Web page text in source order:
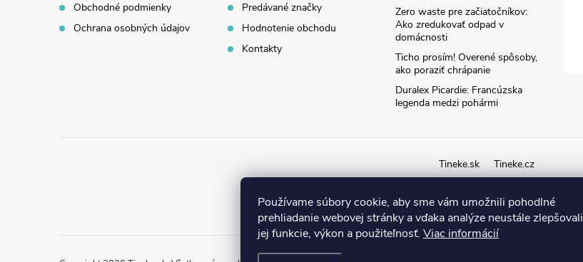
Používame súbory cookie, aby sme vám umožnili pohodlné
prehliadanie webovej stránky a vďaka analýze neustále zlepšovali
jej funkcie, výkon a použiteľnosť. Viac informácií
Obchodné podmienky
Ochrana osobných údajov
Predávané značky
Hodnotenie obchodu
Kontakty
Zero waste pre začiatočníkov:
Ako zredukovať odpad v
domácnosti
Ticho prosím! Overené spôsoby,
ako poraziť chrápanie
Duralex Picardie: Francúzska
legenda medzi pohármi
Tineke.sk Tineke.cz